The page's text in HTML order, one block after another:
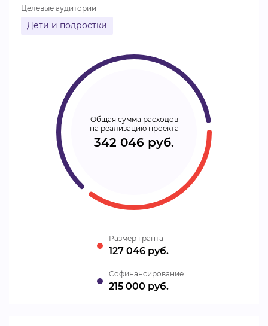
Целевые аудитории
Дети и подростки
Общая сумма расходов
на реализацию проекта
342 046 руб.
Размер гранта
127 046 руб.
Cофинансирование
215 000 руб.